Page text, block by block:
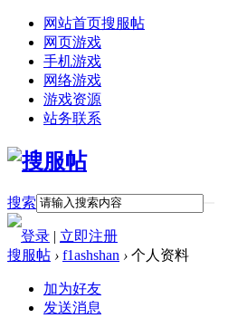
网站首页搜服帖
网页游戏
手机游戏
网络游戏
游戏资源
站务联系
搜索
登录 | 立即注册
搜服帖 › f1ashshan › 个人资料
加为好友
发送消息